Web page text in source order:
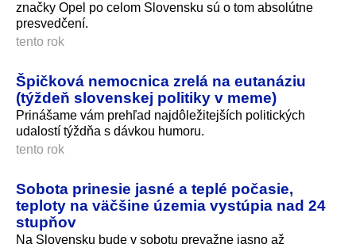
značky Opel po celom Slovensku sú o tom absolútne
presvedčení.
tento rok
Špičková nemocnica zrelá na eutanáziu
(týždeň slovenskej politiky v meme)
Prinášame vám prehľad najdôležitejších politických
udalostí týždňa s dávkou humoru.
tento rok
Sobota prinesie jasné a teplé počasie,
teploty na väčšine územia vystúpia nad 24
stupňov
Na Slovensku bude v sobotu prevažne jasno až